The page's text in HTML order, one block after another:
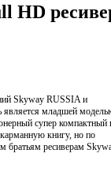
HD
Skyway RUSSIA и
является младшей
супер компактный
книгу, но по
братьям ресиверам